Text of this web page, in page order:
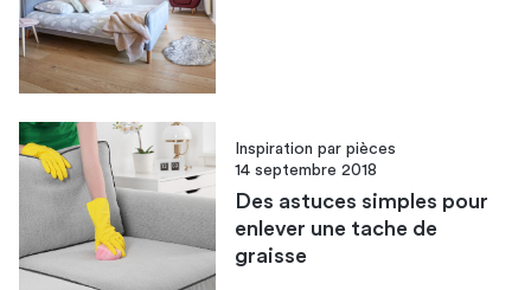
Inspiration par pièces
14 septembre 2018
Des astuces simples pour
enlever une tache de
graisse